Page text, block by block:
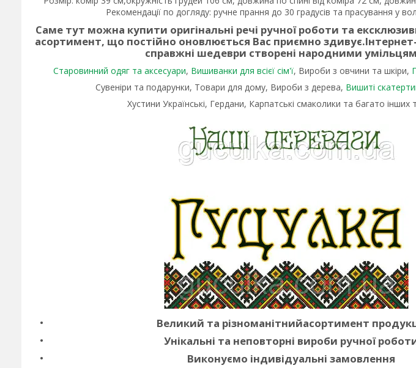
Рекомендації по догляду: ручне прання до 30 градусів та прасування у
Саме тут можна купити оригінальні речі ручної роботи та
асортимент, що постійно оновлюється Вас приємно здивує.
справжні шедеври створені народними
Старовинний одяг та аксесуари, Вишиванки для всієї сім'ї, Вироби з овчини та шкіри,
Сувеніри та подарунки, Товари для дому, Вироби з дерева, Вишиті
Хустини Українські, Гердани, Карпатські смаколики та багато інших
Великий та різноманітнийасортимент
Унікальні та неповторні вироби ручної
Виконуємо індивідуальні замовлення